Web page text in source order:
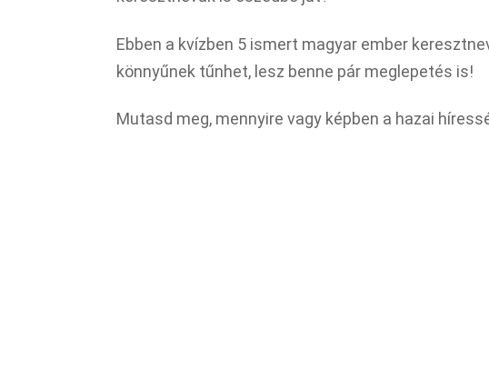
Ebben a kvízben 5 ismert magyar ember
könnyűnek tűnhet, lesz benne pár meglepetés is!
Mutasd meg, mennyire vagy képben a hazai